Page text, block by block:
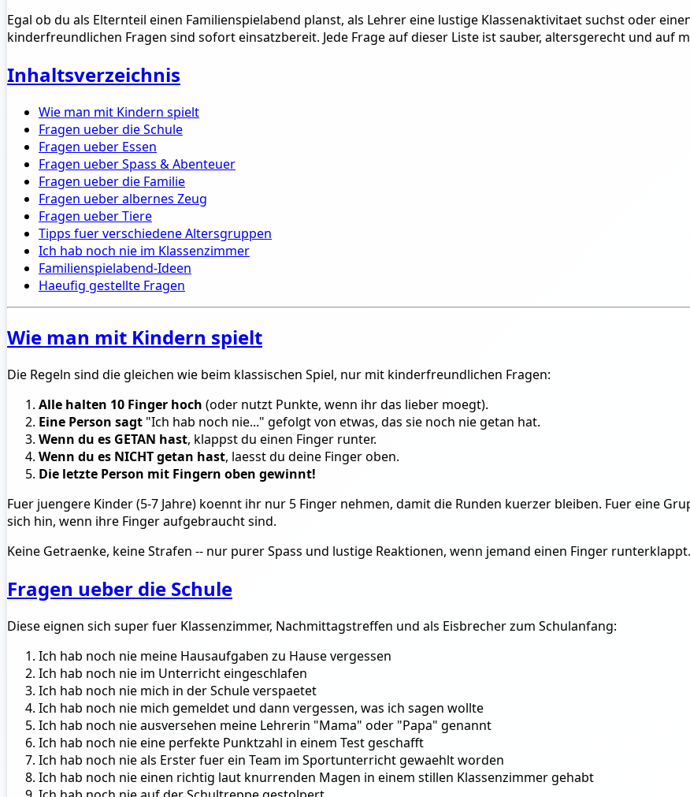
Egal ob du als Elternteil einen Familienspielabend planst, als Lehrer eine lustige Klassenaktivitaet suchst oder
kinderfreundlichen Fragen sind sofort einsatzbereit. Jede Frage auf dieser Liste ist sauber, altersgerecht und auf
Inhaltsverzeichnis
Wie man mit Kindern spielt
Fragen ueber die Schule
Fragen ueber Essen
Fragen ueber Spass & Abenteuer
Fragen ueber die Familie
Fragen ueber albernes Zeug
Fragen ueber Tiere
Tipps fuer verschiedene Altersgruppen
Ich hab noch nie im Klassenzimmer
Familienspielabend-Ideen
Haeufig gestellte Fragen
Wie man mit Kindern spielt
Die Regeln sind die gleichen wie beim klassischen Spiel, nur mit kinderfreundlichen Fragen:
Alle halten 10 Finger hoch (oder nutzt Punkte, wenn ihr das lieber moegt).
Eine Person sagt "Ich hab noch nie..." gefolgt von etwas, das sie noch nie getan hat.
Wenn du es GETAN hast, klappst du einen Finger runter.
Wenn du es NICHT getan hast, laesst du deine Finger oben.
Die letzte Person mit Fingern oben gewinnt!
Fuer juengere Kinder (5-7 Jahre) koennt ihr nur 5 Finger nehmen, damit die Runden kuerzer bleiben. Fuer eine
sich hin, wenn ihre Finger aufgebraucht sind.
Keine Getraenke, keine Strafen -- nur purer Spass und lustige Reaktionen, wenn jemand einen Finger runterklappt.
Fragen ueber die Schule
Diese eignen sich super fuer Klassenzimmer, Nachmittagstreffen und als Eisbrecher zum Schulanfang:
Ich hab noch nie meine Hausaufgaben zu Hause vergessen
Ich hab noch nie im Unterricht eingeschlafen
Ich hab noch nie mich in der Schule verspaetet
Ich hab noch nie mich gemeldet und dann vergessen, was ich sagen wollte
Ich hab noch nie ausversehen meine Lehrerin "Mama" oder "Papa" genannt
Ich hab noch nie eine perfekte Punktzahl in einem Test geschafft
Ich hab noch nie als Erster fuer ein Team im Sportunterricht gewaehlt worden
Ich hab noch nie einen richtig laut knurrenden Magen in einem stillen Klassenzimmer gehabt